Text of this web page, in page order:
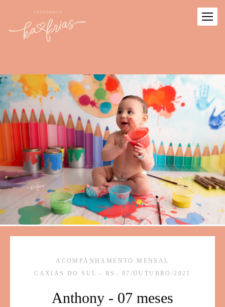
ACOMPANHAMENTO MENSAL
CAXIAS DO SUL - RS
07/OUTUBRO/2021
Anthony - 07 meses